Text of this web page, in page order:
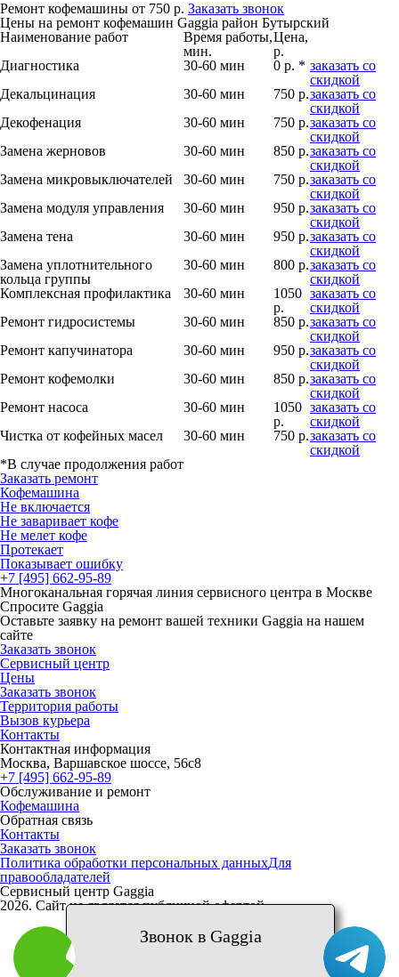
Ремонт кофемашины от 750 р. Заказать звонок
Цены на ремонт кофемашин Gaggia район Бутырский
Наименование работ
Время работы,
мин.
Цена,
р.
Диагностика
30-60 мин 0 р. * заказать со
скидкой
Декальцинация
30-60 мин 750 р.заказать со
скидкой
Декофенация
30-60 мин 750 р.заказать со
скидкой
Замена жерновов
30-60 мин 850 р.заказать со
скидкой
Замена микровыключателей
30-60 мин 750 р.заказать со
скидкой
Замена модуля управления
30-60 мин 950 р.заказать со
скидкой
Замена тена
30-60 мин 950 р.заказать со
скидкой
Замена уплотнительного
кольца группы
30-60 мин 800 р.заказать со
скидкой
Комплексная профилактика
30-60 мин
1050
р.
заказать со
скидкой
Ремонт гидросистемы
30-60 мин 850 р.заказать со
скидкой
Ремонт капучинатора
30-60 мин 950 р.заказать со
скидкой
Ремонт кофемолки
30-60 мин 850 р.заказать со
скидкой
Ремонт насоса
30-60 мин
1050
р.
заказать со
скидкой
Чистка от кофейных масел
30-60 мин 750 р.заказать со
скидкой
*В случае продолжения работ
Заказать ремонт
Кофемашина
Не включается
Не заваривает кофе
Не мелет кофе
Протекает
Показывает ошибку
+7 [495] 662-95-89
Многоканальная горячая линия сервисного центра в Москве
Спросите Gaggia
Оставьте заявку на ремонт вашей техники Gaggia на нашем
сайте
Заказать звонок
Сервисный центр
Цены
Заказать звонок
Территория работы
Вызов курьера
Контакты
Контактная информация
Москва, Варшавское шоссе, 56с8
+7 [495] 662-95-89
Обслуживание и ремонт
Кофемашина
Обратная связь
Контакты
Заказать звонок
Политика обработки персональных данныхДля
правообладателей
Сервисный центр Gaggia
2026. Сайт не является публичной офертой
Звонок в Gaggia